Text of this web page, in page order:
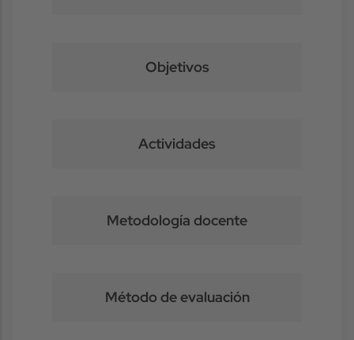
Objetivos
Actividades
Metodología docente
Método de evaluación